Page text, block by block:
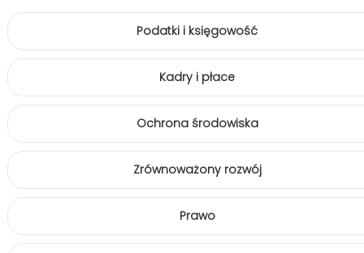
Podatki i księgowość
Kadry i płace
Ochrona środowiska
Zrównoważony rozwój
Prawo